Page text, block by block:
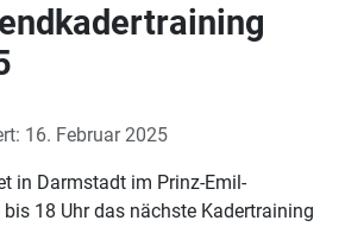
16. Februar 2025
in Darmstadt im Prinz-Emil-
18 Uhr das nächste Kadertraining